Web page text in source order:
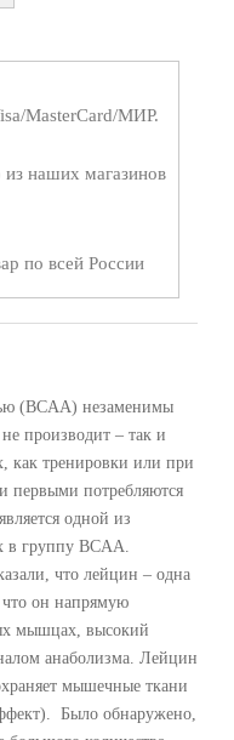
MasterCard/МИР.
из наших магазинов
по всей России
(BCAA) незаменимы
производит – так и
как тренировки или при
первыми потребляются
одной из
группу BCAA.
что лейцин – одна
он напрямую
мышцах, высокий
анаболизма. Лейцин
мышечные ткани
Было обнаружено,